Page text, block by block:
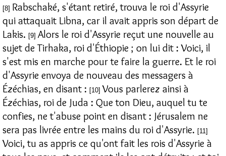
[8] Rabschaké, s'étant retiré, trouva le roi d'Assyrie
qui attaquait Libna, car il avait appris son départ de
Lakis. [9] Alors le roi d'Assyrie reçut une nouvelle au
sujet de Tirhaka, roi d'Éthiopie ; on lui dit : Voici, il
s'est mis en marche pour te faire la guerre. Et le roi
d'Assyrie envoya de nouveau des messagers à
Ézéchias, en disant : [10] Vous parlerez ainsi à
Ézéchias, roi de Juda : Que ton Dieu, auquel tu te
confies, ne t'abuse point en disant : Jérusalem ne
sera pas livrée entre les mains du roi d'Assyrie. [11]
Voici, tu as appris ce qu'ont fait les rois d'Assyrie à